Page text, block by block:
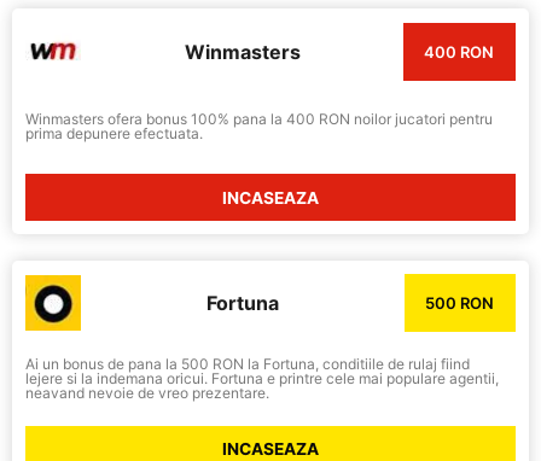
Winmasters 400 RON
Winmasters ofera bonus 100% pana la 400 RON noilor jucatori pentru
prima depunere efectuata.
INCASEAZA
Fortuna 500 RON
Ai un bonus de pana la 500 RON la Fortuna, conditiile de rulaj fiind
lejere si la indemana oricui. Fortuna e printre cele mai populare agentii,
neavand nevoie de vreo prezentare.
INCASEAZA